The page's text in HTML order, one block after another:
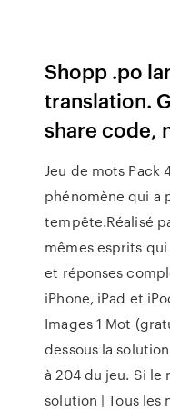
Shopp .po
translation.
share code,
Jeu de mots Pack
phénomène qui a
tempête.Réalisé
mêmes esprits
et réponses
iPhone, iPad et
Images 1 Mot
dessous la
à 204 du jeu. Si le
solution | Tous les